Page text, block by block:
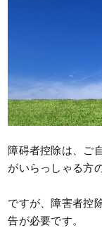
障碍者控除は、ご
がいらっしゃる方
ですが、障害者控
告が必要です。